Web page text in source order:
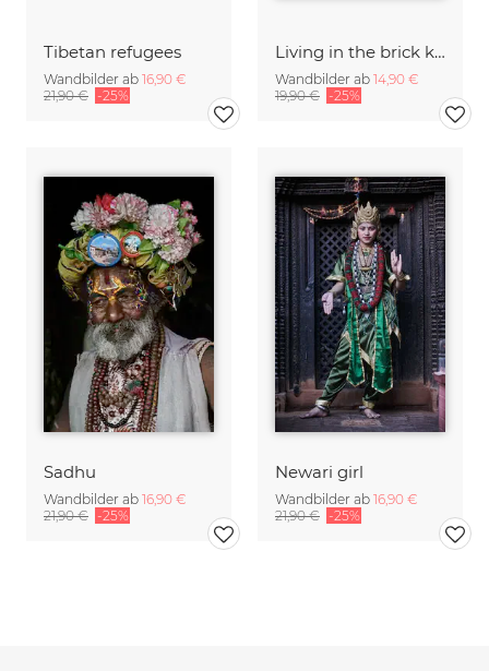
Tibetan refugees
Wandbilder ab 16,90 €
21,90 € -25%
Living in the brick kilns
Wandbilder ab 14,90 €
19,90 € -25%
Sadhu
Wandbilder ab 16,90 €
21,90 € -25%
Newari girl
Wandbilder ab 16,90 €
21,90 € -25%